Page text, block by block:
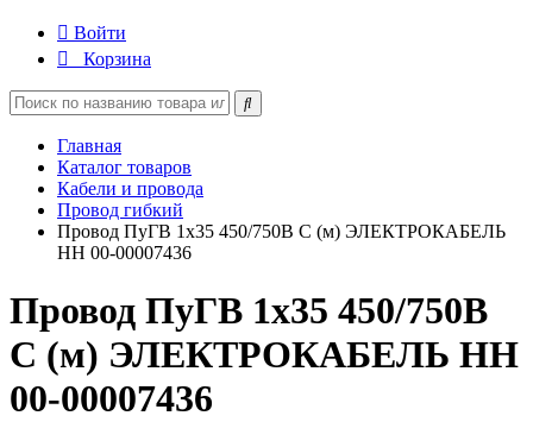
Войти
Корзина
Главная
Каталог товаров
Кабели и провода
Провод гибкий
Провод ПуГВ 1х35 450/750В С (м) ЭЛЕКТРОКАБЕЛЬ
НН 00-00007436
Провод ПуГВ 1х35 450/750В
С (м) ЭЛЕКТРОКАБЕЛЬ НН
00-00007436